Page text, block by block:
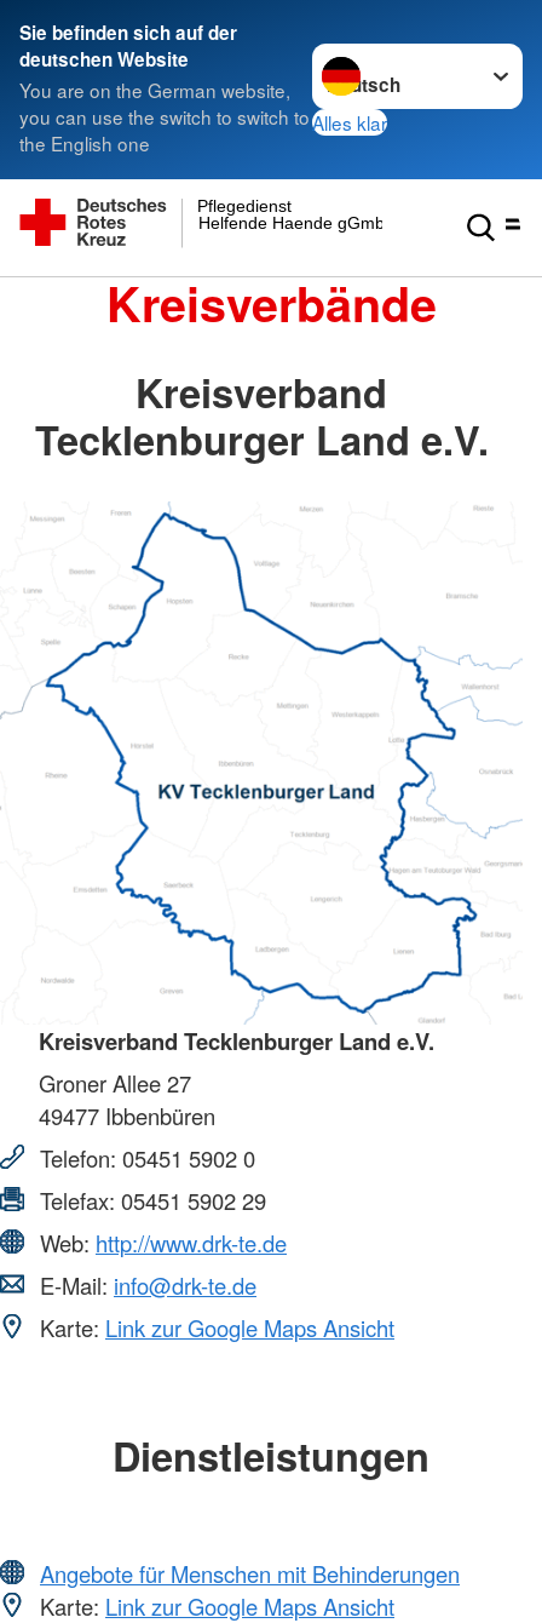
Sie befinden sich auf der
deutschen Website
You are on the German website,
you can use the switch to switch to
the English one
Sprache wechseln zu
Alles klar
Helfende Haende gGmbH
Pflegedienst
Kreisverbände
Kreisverband
Tecklenburger Land e.V.
Kreisverband Tecklenburger Land e.V.
Groner Allee 27
49477 Ibbenbüren
Telefon: 05451 5902 0
Telefax: 05451 5902 29
Web: http://www.drk-te.de
E-Mail: info@drk-te.de
Karte: Link zur Google Maps Ansicht
Dienstleistungen
Angebote für Menschen mit Behinderungen
Karte: Link zur Google Maps Ansicht